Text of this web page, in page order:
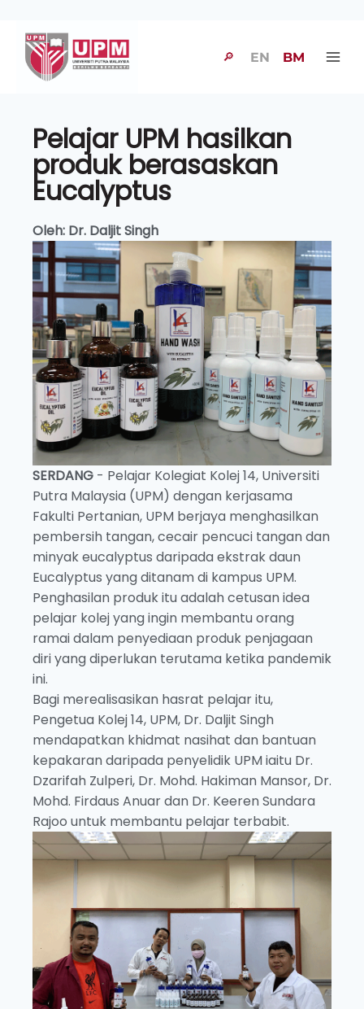
🔎 EN BM
Pelajar UPM hasilkan
produk berasaskan
Eucalyptus
Oleh: Dr. Daljit Singh
SERDANG - Pelajar Kolegiat Kolej 14, Universiti
Putra Malaysia (UPM) dengan kerjasama
Fakulti Pertanian, UPM berjaya menghasilkan
pembersih tangan, cecair pencuci tangan dan
minyak eucalyptus daripada ekstrak daun
Eucalyptus yang ditanam di kampus UPM.
Penghasilan produk itu adalah cetusan idea
pelajar kolej yang ingin membantu orang
ramai dalam penyediaan produk penjagaan
diri yang diperlukan terutama ketika pandemik
ini.
Bagi merealisasikan hasrat pelajar itu,
Pengetua Kolej 14, UPM, Dr. Daljit Singh
mendapatkan khidmat nasihat dan bantuan
kepakaran daripada penyelidik UPM iaitu Dr.
Dzarifah Zulperi, Dr. Mohd. Hakiman Mansor, Dr.
Mohd. Firdaus Anuar dan Dr. Keeren Sundara
Rajoo untuk membantu pelajar terbabit.